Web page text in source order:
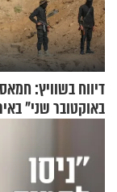
באוקטובר שני"